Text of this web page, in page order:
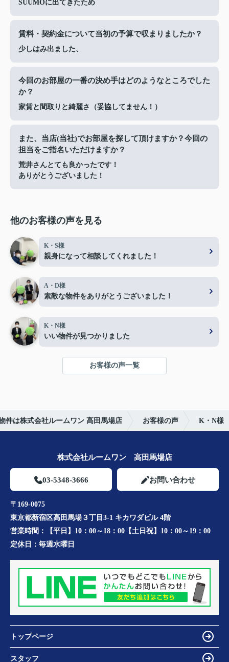
SUUMOに出てきたため
賃料・契約金について当初の予算で収まりましたか？
少しはみ出ました、
今回のお部屋の一番の決め手はどのようなところでした
か？
家賃と間取りと綺麗さ（妥協してません！）
また、当店(当社)でお部屋を探して頂けますか？今回の
担当をご指名いただけますか？
荒井さんとても良かったです！
ありがとうございました！
他のお客様の声を見る
K・S様
親身になって相談してくれました！
A・D様
素敵な物件をありがとうございました！
K・N様
いい物件が見つかりました
お客様の声一覧
件は株式会社ルームワン 高田馬場店 お客様の声 K・N様
株式会社ルームワン 高田馬場店
03-5348-3666 お問い合わせ
〒169-0075
東京都新宿区高田馬場３丁目3-1 キカワダビル 4階
営業時間：
【平日】10：00～18：00【土日祝】10：00～19：00
定休日： 毎週水曜日
トップページ
スタッフ